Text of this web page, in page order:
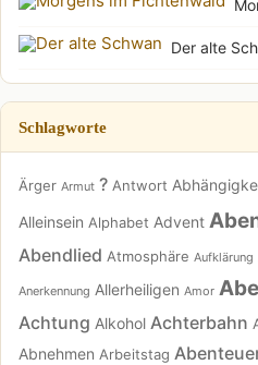
Der alte
Schlagworte
Ärger Armut ? Antwort
Alleinsein Alphabet Advent
Abendlied Atmosphäre Aufklärung
Anerkennung Allerheiligen Amor
Achtung Alkohol Achterbahn
Abnehmen Arbeitstag